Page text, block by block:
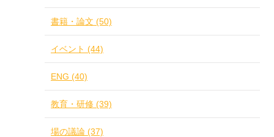
書籍・論文 (50)
イベント (44)
ENG (40)
教育・研修 (39)
場の議論 (37)